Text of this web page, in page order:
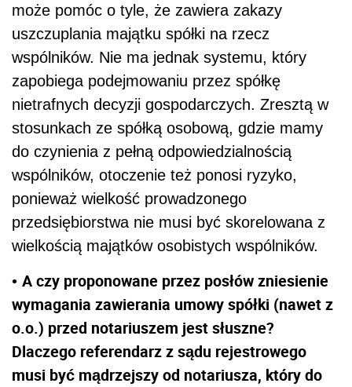
może pomóc o tyle, że zawiera zakazy
uszczuplania majątku spółki na rzecz
wspólników. Nie ma jednak systemu, który
zapobiega podejmowaniu przez spółkę
nietrafnych decyzji gospodarczych. Zresztą w
stosunkach ze spółką osobową, gdzie mamy
do czynienia z pełną odpowiedzialnością
wspólników, otoczenie też ponosi ryzyko,
ponieważ wielkość prowadzonego
przedsiębiorstwa nie musi być skorelowana z
wielkością majątków osobistych wspólników.
• A czy proponowane przez posłów zniesienie
wymagania zawierania umowy spółki (nawet z
o.o.) przed notariuszem jest słuszne?
Dlaczego referendarz z sądu rejestrowego
musi być mądrzejszy od notariusza, który do